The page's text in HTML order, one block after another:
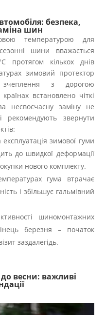
безпека,
шин
температурою для
шини вважається
протягом кількох днів
зимовий протектор
з дорогою
встановлено чіткі
несвоєчасну заміну не
рекомендують звернути
зимової гуми
до швидкої деформації
нового комплекту.
гума втрачає
і збільшує гальмівний
шиномонтажних
березня – початок
заздалегідь.
весни: важливі